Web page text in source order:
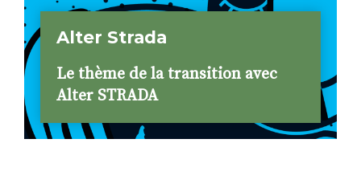
Alter Strada
Le thème de la transition avec
Alter STRADA